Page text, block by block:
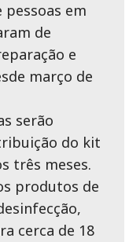
pessoas em
de
e
março de
serão
do kit
três meses.
produtos de
cerca de 18